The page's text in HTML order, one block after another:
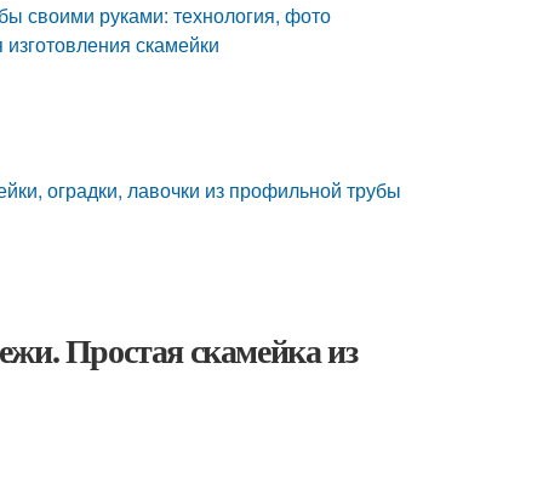
своими руками: технология, фото
скамейки
оградки, лавочки из профильной трубы
Простая скамейка из